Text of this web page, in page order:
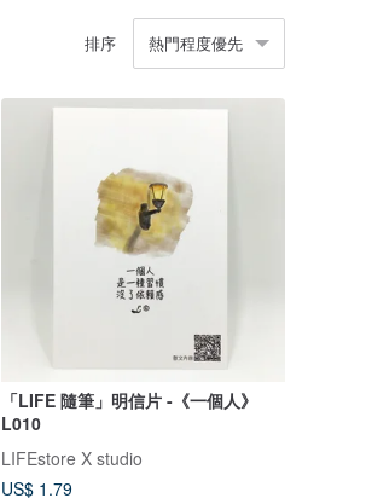
排序 熱門程度優先
「LIFE 隨筆」明信片 -《一個人》
L010
LIFEstore X studio
US$ 1.79